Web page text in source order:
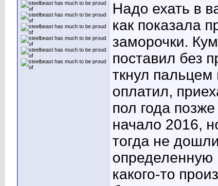
Надо ехать в
как показала
заморочки.
поставил без
ткнул пальцем
оплатил,
пол года
начало 2016,
тогда не
определенную
какого-то